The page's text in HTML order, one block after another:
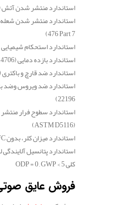
استاندارد منتشر شدن آتش6)
استاندارد منتشر شدن
476 Part 7)
استاندارد استحکام شیمیایی
استاندارد بازده دمایی(DIN EN 14706)
استاندارد ضد قارچ و باکتری(ASTM G21)
استاندارد ضد ویروس وضد
22196)
استاندارد سطوح فرار
(ASTM D5116)
استاندارد میزان کلر، بدون
استاندارد پتانسیل آلایندگی
کلیODP = 0 , GWP < 5
فروش عایق